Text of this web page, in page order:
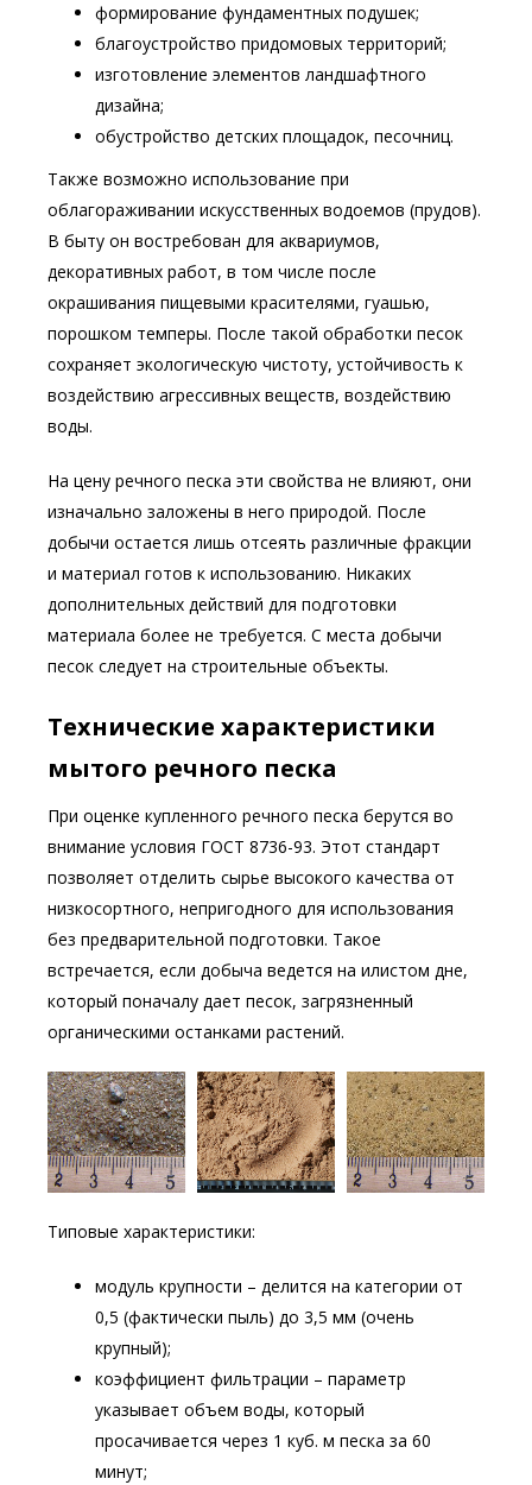
формирование фундаментных подушек;
благоустройство придомовых территорий;
изготовление элементов ландшафтного
дизайна;
обустройство детских площадок, песочниц.
Также возможно использование при
облагораживании искусственных водоемов (прудов).
В быту он востребован для аквариумов,
декоративных работ, в том числе после
окрашивания пищевыми красителями, гуашью,
порошком темперы. После такой обработки песок
сохраняет экологическую чистоту, устойчивость к
воздействию агрессивных веществ, воздействию
воды.
На цену речного песка эти свойства не влияют, они
изначально заложены в него природой. После
добычи остается лишь отсеять различные фракции
и материал готов к использованию. Никаких
дополнительных действий для подготовки
материала более не требуется. С места добычи
песок следует на строительные объекты.
Технические характеристики
мытого речного песка
При оценке купленного речного песка берутся во
внимание условия ГОСТ 8736-93. Этот стандарт
позволяет отделить сырье высокого качества от
низкосортного, непригодного для использования
без предварительной подготовки. Такое
встречается, если добыча ведется на илистом дне,
который поначалу дает песок, загрязненный
органическими останками растений.
Типовые характеристики:
модуль крупности – делится на категории от
0,5 (фактически пыль) до 3,5 мм (очень
крупный);
коэффициент фильтрации – параметр
указывает объем воды, который
просачивается через 1 куб. м песка за 60
минут;